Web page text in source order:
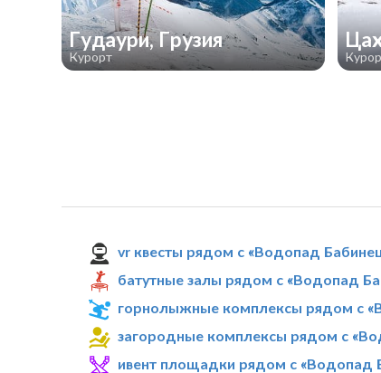
Гудаури, Грузия
Курорт
vr квесты рядом с «Водопад
батутные залы рядом с «Водопад
горнолыжные комплексы рядом с
загородные комплексы рядом с
ивент площадки рядом с «Водопад